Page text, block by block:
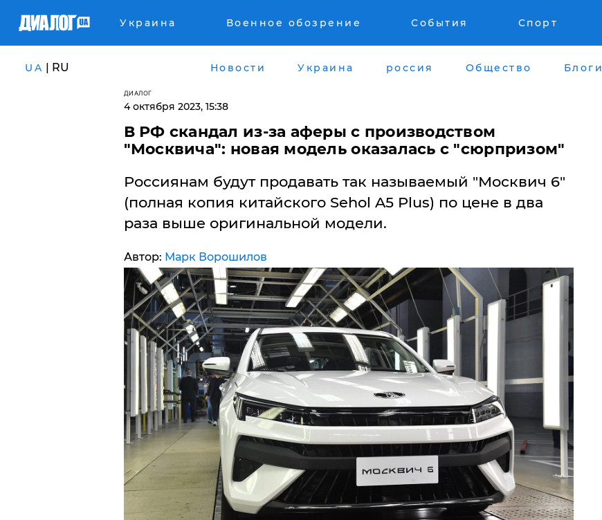
Украина Военное обозрение События Спорт
UA | RU Новости Украина россия Общество Блоги
ДИАЛОГ
4 октября 2023, 15:38
В РФ скандал из-за аферы с производством
"Москвича": новая модель оказалась с "сюрпризом"
Россиянам будут продавать так называемый "Москвич 6"
(полная копия китайского Sehol A5 Plus) по цене в два
раза выше оригинальной модели.
Автор: Марк Ворошилов